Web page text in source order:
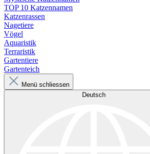
TOP 10 Katzennamen
Katzenrassen
Nagetiere
Vögel
Aquaristik
Terraristik
Gartentiere
Gartenteich
Menü schliessen
Deutsch